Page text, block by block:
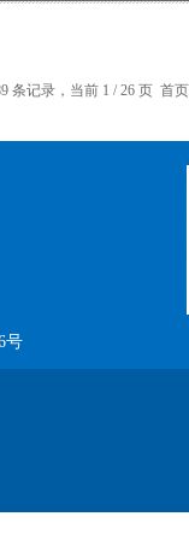
条记录，当前 1 / 26 页 首
号